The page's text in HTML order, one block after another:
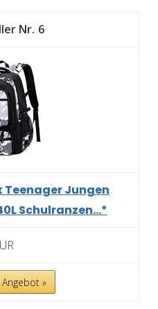
6
Teenager Jungen
Schulranzen...*
»